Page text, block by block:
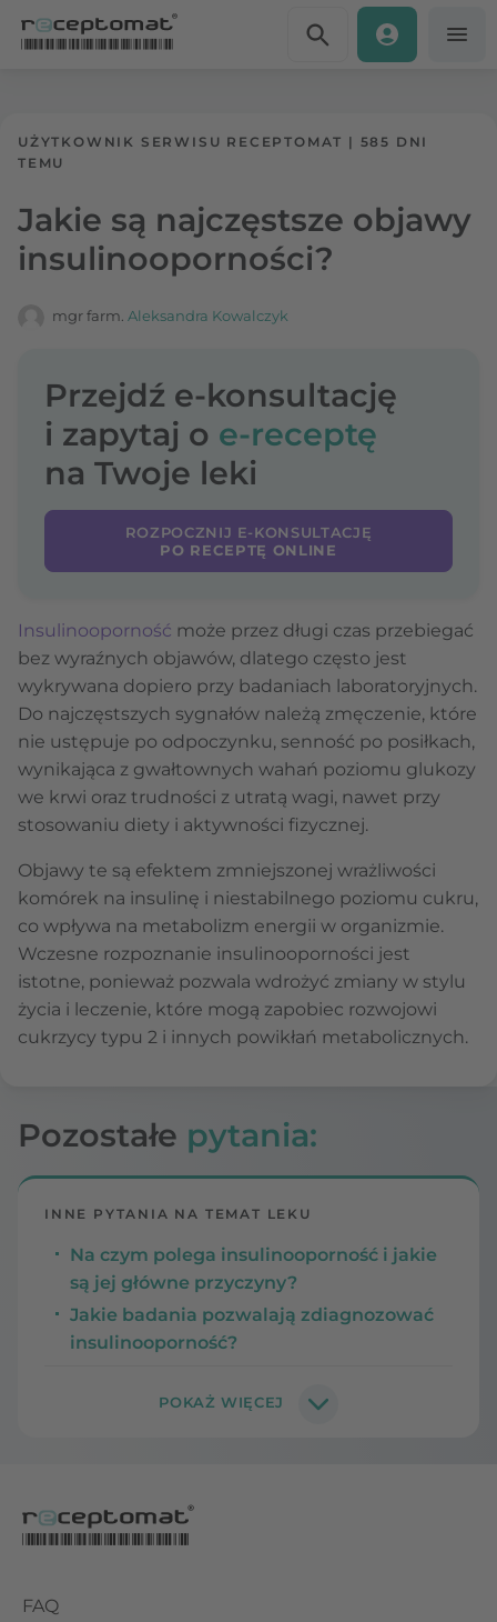
UŻYTKOWNIK SERWISU RECEPTOMAT | 585 DNI
TEMU
Jakie są najczęstsze objawy
insulinooporności?
mgr farm. Aleksandra Kowalczyk
Przejdź e-konsultację
i zapytaj o e-receptę
na Twoje leki
ROZPOCZNIJ E-KONSULTACJĘ
PO RECEPTĘ ONLINE
Insulinooporność może przez długi czas przebiegać
bez wyraźnych objawów, dlatego często jest
wykrywana dopiero przy badaniach laboratoryjnych.
Do najczęstszych sygnałów należą zmęczenie, które
nie ustępuje po odpoczynku, senność po posiłkach,
wynikająca z gwałtownych wahań poziomu glukozy
we krwi oraz trudności z utratą wagi, nawet przy
stosowaniu diety i aktywności fizycznej.
Objawy te są efektem zmniejszonej wrażliwości
komórek na insulinę i niestabilnego poziomu cukru,
co wpływa na metabolizm energii w organizmie.
Wczesne rozpoznanie insulinooporności jest
istotne, ponieważ pozwala wdrożyć zmiany w stylu
życia i leczenie, które mogą zapobiec rozwojowi
cukrzycy typu 2 i innych powikłań metabolicznych.
Pozostałe pytania:
INNE PYTANIA NA TEMAT LEKU
Na czym polega insulinooporność i jakie
są jej główne przyczyny?
Jakie badania pozwalają zdiagnozować
insulinooporność?
FAQ